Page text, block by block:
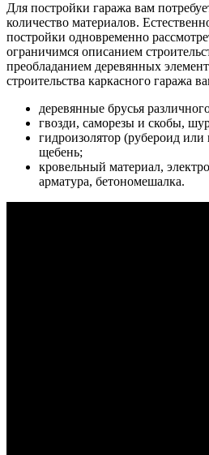
Для постройки гаража вам
количество материалов.
постройки одновременно
ограничимся описанием
преобладанием деревянных
строительства каркасного гаража
деревянные брусья
гвозди, саморезы и скобы,
гидроизолятор (рубероид
щебень;
кровельный материал,
арматура, бетономешалка.